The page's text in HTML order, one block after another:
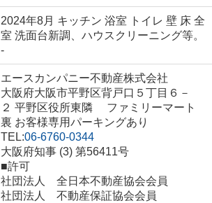
2024年8月 キッチン 浴室 トイレ 壁 床 全
室 洗面台新調、ハウスクリーニング等。
-
エースカンパニー不動産株式会社
大阪府大阪市平野区背戸口５丁目６－
２ 平野区役所東隣 ファミリーマート
裏 お客様専用パーキングあり
TEL:06-6760-0344
大阪府知事 (3) 第56411号
■許可
社団法人 全日本不動産協会会員
社団法人 不動産保証協会会員